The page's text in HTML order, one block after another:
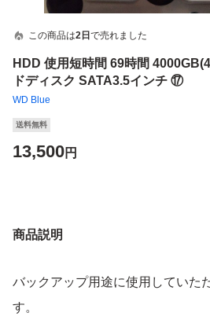
この商品は2日 で売れました
HDD 使用短時間 69時間
ドディスク SATA3.5インチ ⑰
WD Blue
送料無料
13,500円
商品説明
バックアップ用途に使用していた
す。